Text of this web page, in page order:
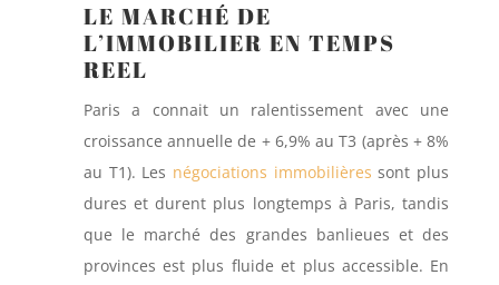
LE MARCHÉ DE
L’IMMOBILIER EN TEMPS
REEL
Paris a connait un ralentissement avec une
croissance annuelle de + 6,9% au T3 (après + 8%
au T1). Les négociations immobilières sont plus
dures et durent plus longtemps à Paris, tandis
que le marché des grandes banlieues et des
provinces est plus fluide et plus accessible. En